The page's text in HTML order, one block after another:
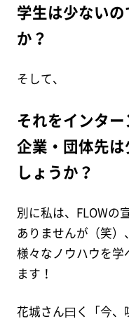
学生は少ない
か？
そして、
それをインタ
企業・団体先
しょうか？
別に私は、FLOWの
ありませんが（笑
様々なノウハウを
ます！
花城さん曰く「今